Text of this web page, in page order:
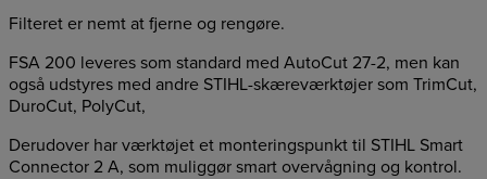
Filteret er nemt at fjerne og rengøre.
FSA 200 leveres som standard med AutoCut 27-2, men kan
også udstyres med andre STIHL-skæreværktøjer som TrimCut,
DuroCut, PolyCut,
Derudover har værktøjet et monteringspunkt til STIHL Smart
Connector 2 A, som muliggør smart overvågning og kontrol.